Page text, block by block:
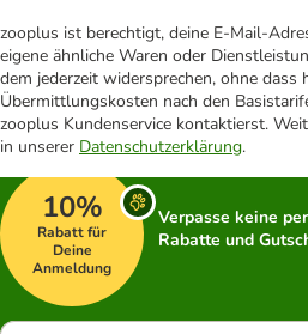
zooplus ist berechtigt, deine E-Mail-
eigene ähnliche Waren oder
dem jederzeit widersprechen, ohne dass
Übermittlungskosten nach den
zooplus Kundenservice kontaktierst.
in unserer Datenschutzerklärung.
10%
Rabatt für
Deine
Anmeldung
Verpasse keine
Rabatte und